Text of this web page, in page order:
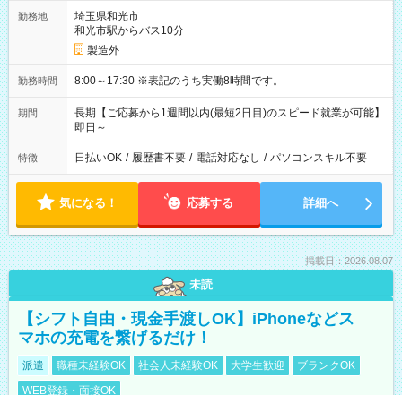
勤務地
埼玉県和光市
和光市駅からバス10分
製造外
勤務時間 8:00～17:30 ※表記のうち実働8時間です。
期間
長期【ご応募から1週間以内(最短2日目)のスピード就業が可能】
即日～
特徴 日払いOK / 履歴書不要 / 電話対応なし / パソコンスキル不要
気になる！ 応募する 詳細へ
掲載日：2026.08.07
未読
【シフト自由・現金手渡しOK】iPhoneなどス
マホの充電を繋げるだけ！
派遣 職種未経験OK 社会人未経験OK 大学生歓迎
ブランクOK
WEB登録・面接OK